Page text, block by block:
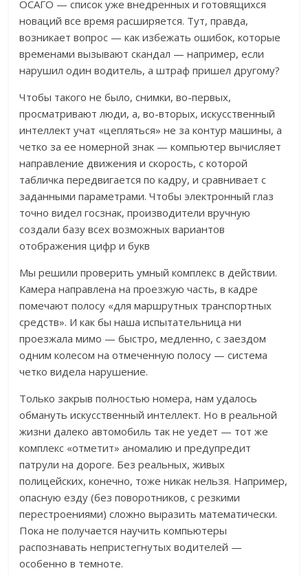
ОСАГО — список уже внедренных и готовящихся
новаций все время расширяется. Тут, правда,
возникает вопрос — как избежать ошибок, которые
временами вызывают скандал — например, если
нарушил один водитель, а штраф пришел другому?
Чтобы такого не было, снимки, во-первых,
просматривают люди, а, во-вторых, искусственный
интеллект учат «цепляться» не за контур машины, а
четко за ее номерной знак — компьютер вычисляет
направление движения и скорость, с которой
табличка передвигается по кадру, и сравнивает с
заданными параметрами. Чтобы электронный глаз
точно видел госзнак, производители вручную
создали базу всех возможных вариантов
отображения цифр и букв
Мы решили проверить умный комплекс в действии.
Камера направлена на проезжую часть, в кадре
помечают полосу «для маршрутных транспортных
средств». И как бы наша испытательница ни
проезжала мимо — быстро, медленно, с заездом
одним колесом на отмеченную полосу — система
четко видела нарушение.
Только закрыв полностью номера, нам удалось
обмануть искусственный интеллект. Но в реальной
жизни далеко автомобиль так не уедет — тот же
комплекс «отметит» аномалию и предупредит
патрули на дороге. Без реальных, живых
полицейских, конечно, тоже никак нельзя. Например,
опасную езду (без поворотников, с резкими
перестроениями) сложно выразить математически.
Пока не получается научить компьютеры
распознавать непристегнутых водителей —
особенно в темноте.